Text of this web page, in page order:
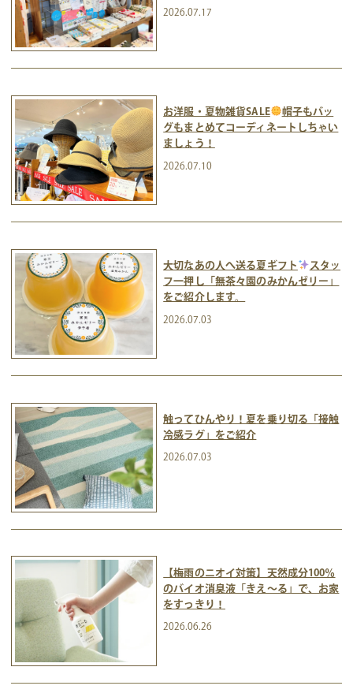
2026.07.17
お洋服・夏物雑貨SALE
帽子もバッ
グもまとめてコーディネートしちゃい
ましょう！
2026.07.10
大切なあの人へ送る夏ギフト
スタッ
フ一押し「無茶々園のみかんゼリー」
をご紹介します。
2026.07.03
触ってひんやり！夏を乗り切る「接触
冷感ラグ」をご紹介
2026.07.03
【梅雨のニオイ対策】天然成分100％
のバイオ消臭液「きえ～る」で、お家
をすっきり！
2026.06.26